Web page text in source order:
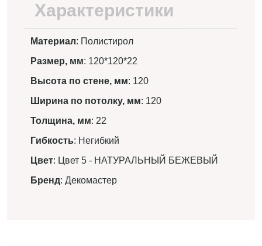
Характеристики
Материал: Полистирол
Размер, мм: 120*120*22
Высота по стене, мм: 120
Ширина по потолку, мм: 120
Толщина, мм: 22
Гибкость: Негибкий
Цвет: Цвет 5 - НАТУРАЛЬНЫЙ БЕЖЕВЫЙ
Бренд: Декомастер